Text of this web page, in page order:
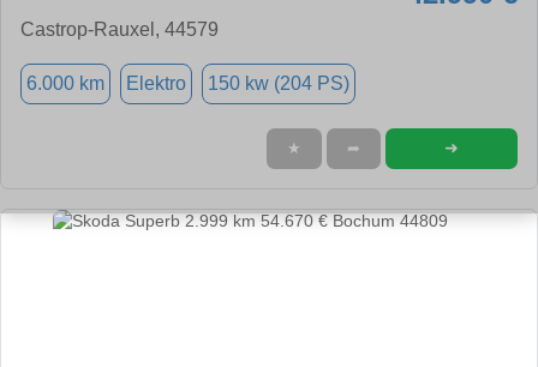
Castrop-Rauxel, 44579
6.000 km Elektro 150 kw (204 PS)
★ ➦ ➜